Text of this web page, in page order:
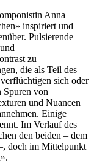
Anna
inspiriert und
Pulsierende
zu
die als Teil des
sich oder
Spuren von
und Nuancen
Einige
Im Verlauf des
den beiden – dem
doch im Mittelpunkt